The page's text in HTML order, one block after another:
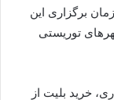
برگزاری این
توریستی
خرید بلیت از